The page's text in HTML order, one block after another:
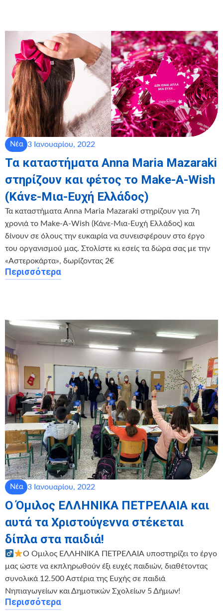
Νέα 3 Ιανουαρίου, 2022
Τα καταστήματα Anna Maria Mazaraki
στηρίζουν και φέτος το Make-A-Wish
(Κάνε-Μια-Ευχή Ελλάδος)
Τα καταστήματα Anna Maria Mazaraki στηρίζουν για 7η
χρονιά το Make-A-Wish (Κάνε-Μια-Ευχή Ελλάδος) και
δίνουν σε όλους την ευκαιρία να συνεισφέρουν στο έργο
του οργανισμού μας. Στολίστε κι εσείς τα δώρα σας με την
«Αστεροκάρτα», δωρίζοντας 2€
Περισσότερα
Νέα 3 Ιανουαρίου, 2022
Ο Όμιλος ΕΛΛΗΝΙΚΑ ΠΕΤΡΕΛΑΙΑ και
αυτά τα Χριστούγεννα στέκεται
δίπλα στα παιδιά!
Ο Όμιλος ΕΛΛΗΝΙΚΑ ΠΕΤΡΕΛΑΙΑ υποστηρίζει το έργο
μας ώστε να εκπληρωθούν έξι ευχές παιδιών, διαθέτοντας
συνολικά 12.500 Αστέρια της Ευχής σε παιδιά
Νηπιαγωγείων και Δημοτικών Σχολείων 5 Δήμων!
Περισσότερα